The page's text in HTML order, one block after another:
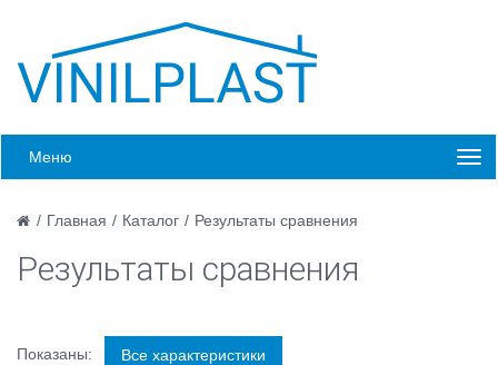
Меню
/ Главная / Каталог / Результаты сравнения
Результаты сравнения
Показаны: Все характеристики